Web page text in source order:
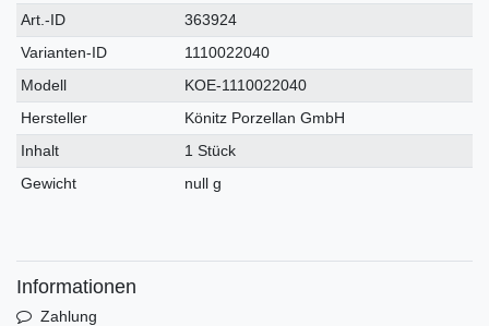
Technisches
Merkmal
Wert
Art.-ID
363924
Varianten-ID
1110022040
Modell
KOE-1110022040
Hersteller
Könitz Porzellan GmbH
Inhalt
1 Stück
Gewicht
null g
Informationen
Zahlung